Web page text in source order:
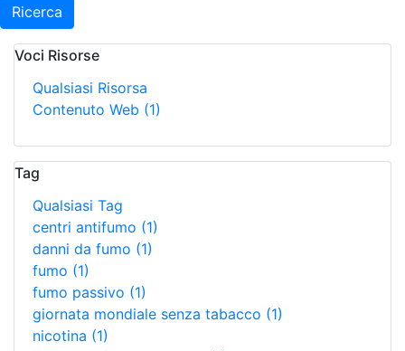
Ricerca
Voci Risorse
Qualsiasi Risorsa
Contenuto Web (1)
Tag
Qualsiasi Tag
centri antifumo (1)
danni da fumo (1)
fumo (1)
fumo passivo (1)
giornata mondiale senza tabacco (1)
nicotina (1)